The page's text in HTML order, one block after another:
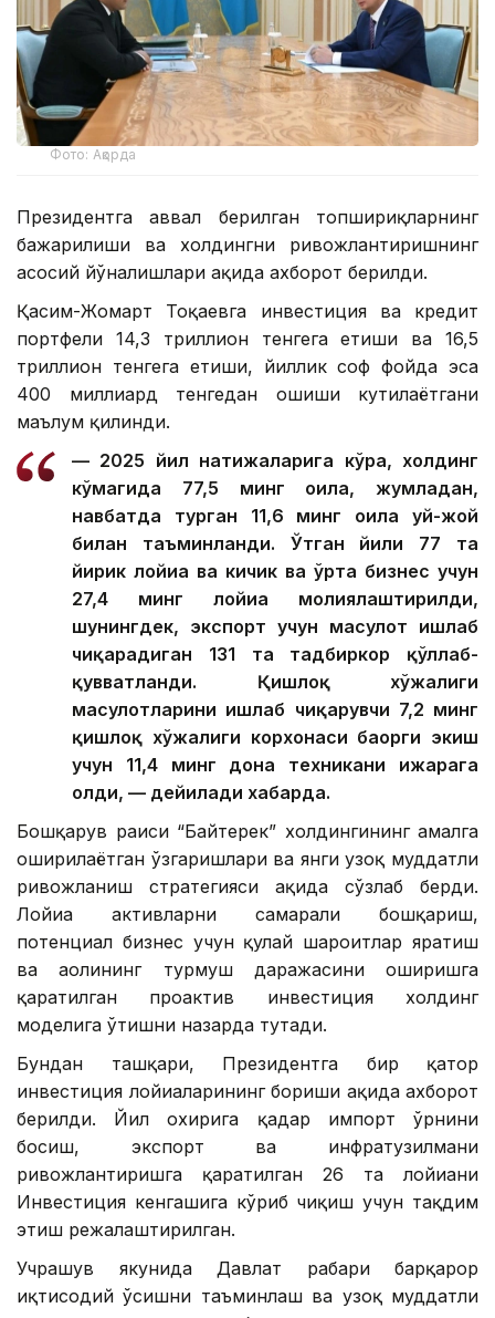
Фото: Ақорда
Президентга аввал берилган топшириқларнинг
бажарилиши ва холдингни ривожлантиришнинг
асосий йўналишлари ҳақида ахборот берилди.
Қасим-Жомарт Тоқаевга инвестиция ва кредит
портфели 14,3 триллион тенгега етиши ва 16,5
триллион тенгега етиши, йиллик соф фойда эса
400 миллиард тенгедан ошиши кутилаётгани
маълум қилинди.
— 2025 йил натижаларига кўра, холдинг
кўмагида 77,5 минг оила, жумладан,
навбатда турган 11,6 минг оила уй-жой
билан таъминланди. Ўтган йили 77 та
йирик лойиҳа ва кичик ва ўрта бизнес учун
27,4 минг лойиҳа молиялаштирилди,
шунингдек, экспорт учун маҳсулот ишлаб
чиқарадиган 131 та тадбиркор қўллаб-
қувватланди. Қишлоқ хўжалиги
маҳсулотларини ишлаб чиқарувчи 7,2 минг
қишлоқ хўжалиги корхонаси баҳорги экиш
учун 11,4 минг дона техникани ижарага
олди, — дейилади хабарда.
Бошқарув раиси “Байтерек” холдингининг амалга
оширилаётган ўзгаришлари ва янги узоқ муддатли
ривожланиш стратегияси ҳақида сўзлаб берди.
Лойиҳа активларни самарали бошқариш,
потенциал бизнес учун қулай шароитлар яратиш
ва аҳолининг турмуш даражасини оширишга
қаратилган проактив инвестиция холдинг
моделига ўтишни назарда тутади.
Бундан ташқари, Президентга бир қатор
инвестиция лойиҳаларининг бориши ҳақида ахборот
берилди. Йил охирига қадар импорт ўрнини
босиш, экспорт ва инфратузилмани
ривожлантиришга қаратилган 26 та лойиҳани
Инвестиция кенгашига кўриб чиқиш учун тақдим
этиш режалаштирилган.
Учрашув якунида Давлат раҳбари барқарор
иқтисодий ўсишни таъминлаш ва узоқ муддатли